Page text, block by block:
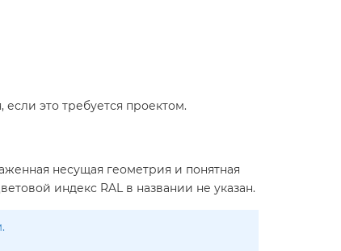
это требуется проектом.
несущая геометрия и понятная
индекс RAL в названии не указан.